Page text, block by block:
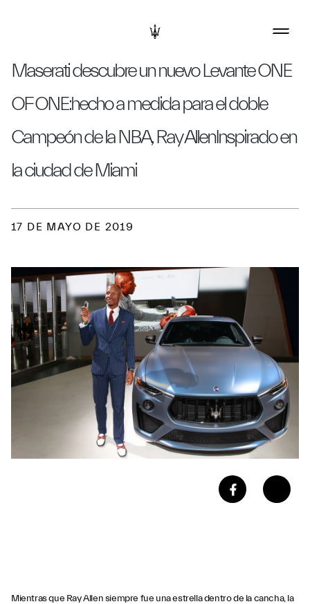
Maserati descubre un nuevo Levante ONE
OF ONE:hecho a medida para el doble
Campeón de la NBA, Ray AllenInspirado en
la ciudad de Miami
17 DE MAYO DE 2019
Mientras que Ray Allen siempre fue una estrella dentro de la cancha, la